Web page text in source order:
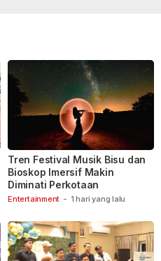
Entertainment - 1 hari yang lalu
Tren Festival Musik Bisu dan
Bioskop Imersif Makin
Diminati Perkotaan